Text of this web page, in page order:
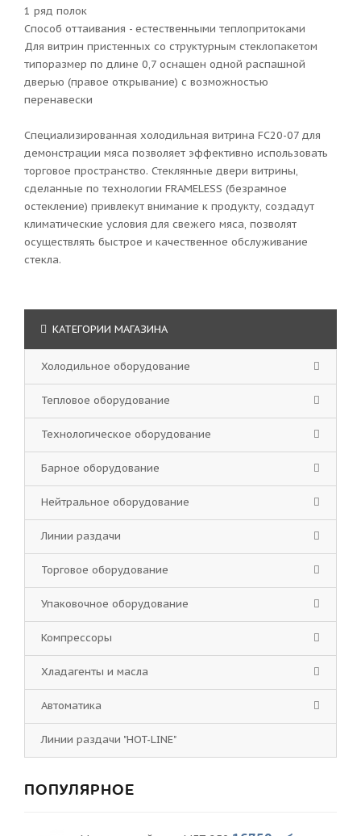
1 ряд полок
Способ оттаивания - естественными теплопритоками
Для витрин пристенных со структурным стеклопакетом
типоразмер по длине 0,7 оснащен одной распашной
дверью (правое открывание) с возможностью
перенавески
Специализированная холодильная витрина FC20-07 для
демонстрации мяса позволяет эффективно использовать
торговое пространство. Стеклянные двери витрины,
сделанные по технологии FRAMELESS (безрамное
остекление) привлекут внимание к продукту, создадут
климатические условия для свежего мяса, позволят
осуществлять быстрое и качественное обслуживание
стекла.
КАТЕГОРИИ МАГАЗИНА
Холодильное оборудование
Тепловое оборудование
Технологическое оборудование
Барное оборудование
Нейтральное оборудование
Линии раздачи
Торговое оборудование
Упаковочное оборудование
Компрессоры
Хладагенты и масла
Автоматика
Линии раздачи "HOT-LINE"
ПОПУЛЯРНОЕ